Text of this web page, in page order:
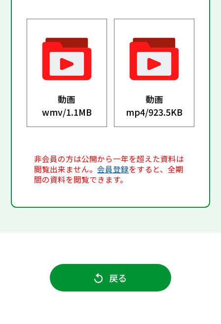
動画
wmv/1.1MB
動画
mp4/923.5KB
非会員の方は公開から一年を超えた資料は
閲覧出来ません。会員登録をすると、全期
間の資料を閲覧できます。
戻る